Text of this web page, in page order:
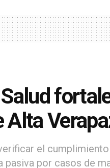
Alta
el
por casos de